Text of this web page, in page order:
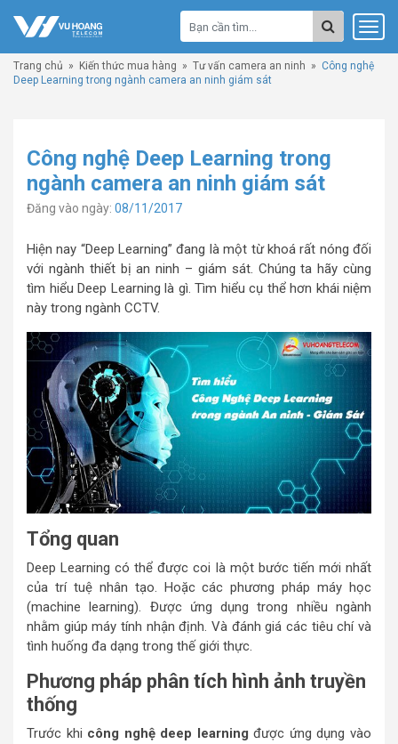
Trang chủ » Kiến thức mua hàng » Tư vấn camera an ninh » Công nghệ
Deep Learning trong ngành camera an ninh giám sát
Công nghệ Deep Learning trong
ngành camera an ninh giám sát
Đăng vào ngày: 08/11/2017
Hiện nay “Deep Learning” đang là một từ khoá rất nóng đối
với ngành thiết bị an ninh – giám sát. Chúng ta hãy cùng
tìm hiểu Deep Learning là gì. Tìm hiểu cụ thể hơn khái niệm
này trong ngành CCTV.
Tổng quan
Deep Learning có thể được coi là một bước tiến mới nhất
của trí tuệ nhân tạo. Hoặc các phương pháp máy học
(machine learning). Được ứng dụng trong nhiều ngành
nhằm giúp máy tính nhận định. Và đánh giá các tiêu chí và
tình huống đa dạng trong thế giới thực.
Phương pháp phân tích hình ảnh truyền
thống
Trước khi công nghệ deep learning được ứng dụng vào